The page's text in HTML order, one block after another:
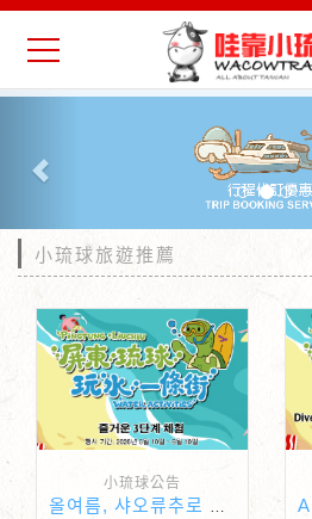
Previous
小琉球旅遊推薦
小琉球公告